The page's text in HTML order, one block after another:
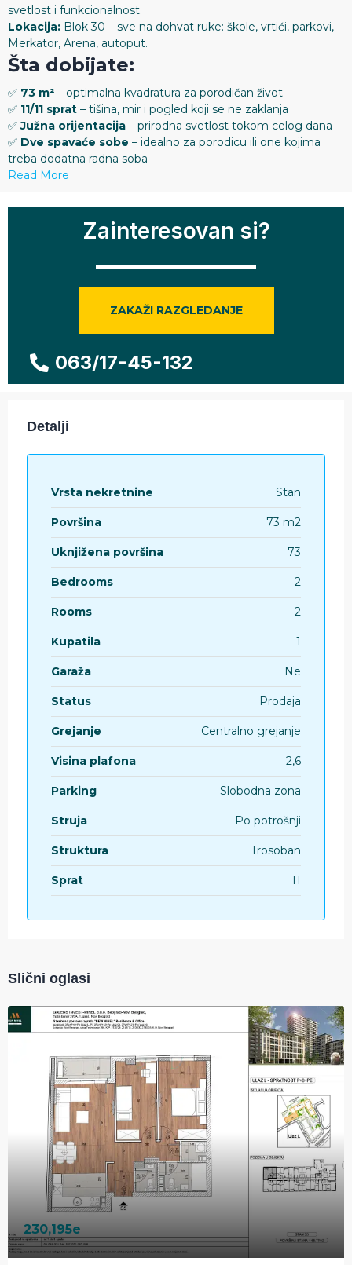
svetlost i funkcionalnost.
Lokacija: Blok 30 – sve na dohvat ruke: škole, vrtići, parkovi,
Merkator, Arena, autoput.
Šta dobijate:
✅ 73 m² – optimalna kvadratura za porodičan život
✅ 11/11 sprat – tišina, mir i pogled koji se ne zaklanja
✅Južna orijentacija – prirodna svetlost tokom celog dana
✅ Dve spavaće sobe – idealno za porodicu ili one kojima
treba dodatna radna soba
Read More
Zainteresovan si?
ZAKAŽI RAZGLEDANJE
063/17-45-132
Detalji
Vrsta nekretnine Stan
Površina 73 m2
Uknjižena površina 73
Bedrooms 2
Rooms 2
Kupatila 1
Garaža Ne
Status Prodaja
Grejanje Centralno grejanje
Visina plafona 2,6
Parking Slobodna zona
Struja Po potrošnji
Struktura Trosoban
Sprat 11
Slični oglasi
230,195e